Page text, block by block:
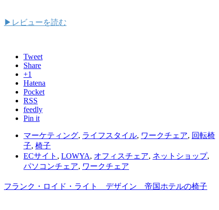
▶レビューを読む
Tweet
Share
+1
Hatena
Pocket
RSS
feedly
Pin it
マーケティング, ライフスタイル, ワークチェア, 回転椅
子, 椅子
ECサイト , LOWYA, オフィスチェア, ネットショップ,
パソコンチェア, ワークチェア
フランク・ロイド・ライト デザイン 帝国ホテルの椅子